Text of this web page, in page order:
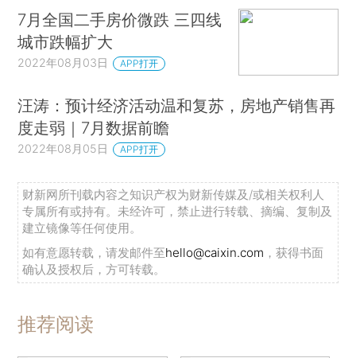
7月全国二手房价微跌 三四线
城市跌幅扩大
2022年08月03日 APP打开
汪涛：预计经济活动温和复苏，房地产销售再
度走弱｜7月数据前瞻
2022年08月05日 APP打开
财新网所刊载内容之知识产权为财新传媒及/或相关权利人
专属所有或持有。未经许可，禁止进行转载、摘编、复制及
建立镜像等任何使用。
如有意愿转载，请发邮件至hello@caixin.com ，获得书面
确认及授权后，方可转载。
推荐阅读